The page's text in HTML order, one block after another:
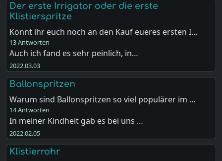
Der erste Irrigator oder die erste
Klistierspritze
Könnt ihr euch noch an den Kauf eueres ersten I…
13 Antworten
Auch ich fand es sehr peinlich, in…
2022.03.03
Ballonspritzen
Warum sind Ballonspritzen so viel populärer im …
14 Antworten
In meiner Kindheit gab es bei uns …
2022.02.05
Klistierrohr